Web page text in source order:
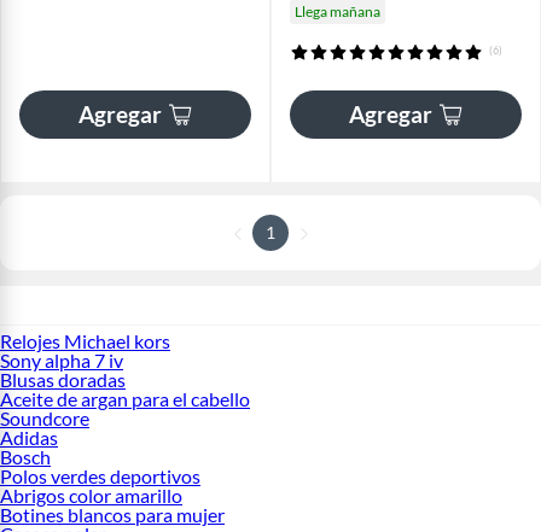
Agregar
Llega mañana
(6)
Agregar
1
Relojes Michael kors
Sony alpha 7 iv
Blusas doradas
Aceite de argan para el cabello
Soundcore
Adidas
Bosch
Polos verdes deportivos
Abrigos color amarillo
Botines blancos para mujer